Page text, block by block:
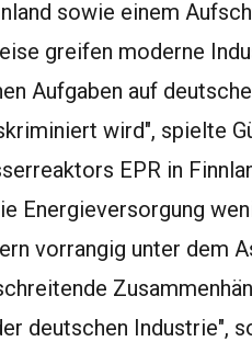
sowie einem
greifen moderne
Aufgaben auf
wird", spielte
EPR in
Energieversorgung
vorrangig unter dem
deutschen Industrie",